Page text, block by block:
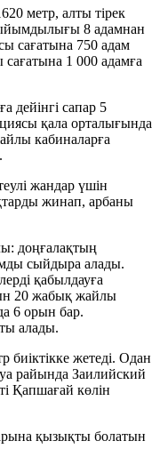
метр, алты тірек
8 адамнан
сағатына 750 адам
сағатына 1 000 адамға
дейінгі сапар 5
қала орталығында
кабиналарға
жандар үшін
жинап, арбаны
доңғалақтың
сыйдыра алады.
қабылдауға
20 жабық жайлы
6 орын бар.
алады.
биіктікке жетеді. Одан
райында Заилийский
Қапшағай көлін
қызықты болатын